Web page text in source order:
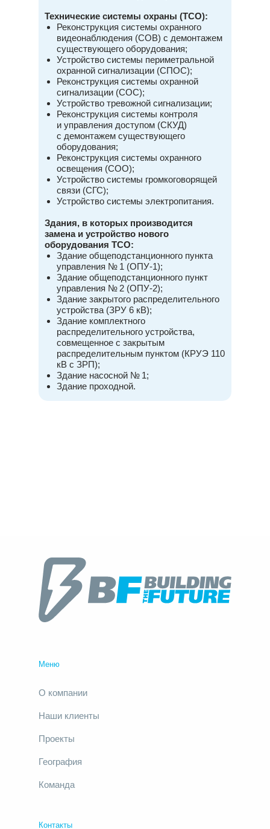
Технические системы охраны (ТСО):
Реконструкция системы охранного
видеонаблюдения (СОВ) с демонтажем
существующего оборудования;
Устройство системы периметральной
охранной сигнализации (СПОС);
Реконструкция системы охранной
сигнализации (СОС);
Устройство тревожной сигнализации;
Реконструкция системы контроля
и управления доступом (СКУД)
с демонтажем существующего
оборудования;
Реконструкция системы охранного
освещения (СОО);
Устройство системы громкоговорящей
связи (СГС);
Устройство системы электропитания.
Здания, в которых производится
замена и устройство нового
оборудования ТСО:
Здание общеподстанционного пункта
управления № 1 (ОПУ-1);
Здание общеподстанционного пункт
управления № 2 (ОПУ-2);
Здание закрытого распределительного
устройства (ЗРУ 6 кВ);
Здание комплектного
распределительного устройства,
совмещенное с закрытым
распределительным пунктом (КРУЭ 110
кВ с ЗРП);
Здание насосной № 1;
Здание проходной.
Контакты
Меню
Проекты
О компании
Наши клиенты
География
Команда